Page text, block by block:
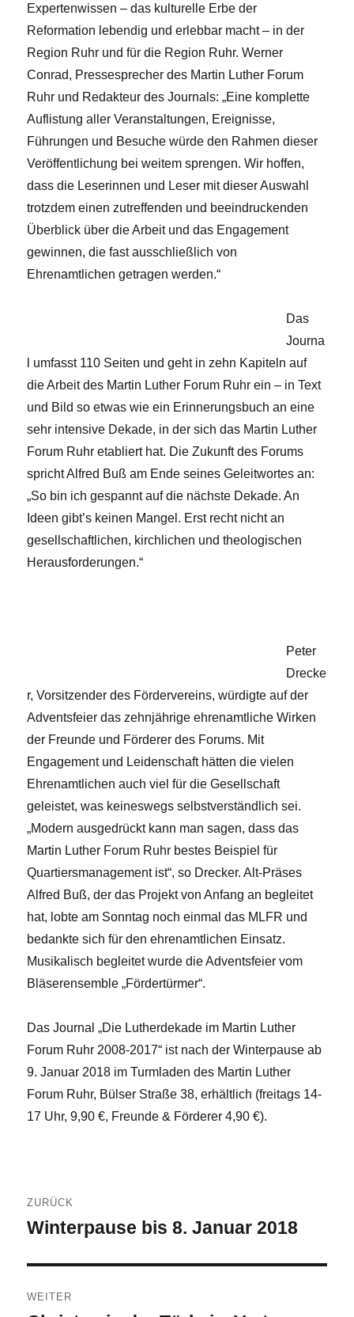
Expertenwissen – das kulturelle Erbe der
Reformation lebendig und erlebbar macht – in der
Region Ruhr und für die Region Ruhr. Werner
Conrad, Pressesprecher des Martin Luther Forum
Ruhr und Redakteur des Journals: „Eine komplette
Auflistung aller Veranstaltungen, Ereignisse,
Führungen und Besuche würde den Rahmen dieser
Veröffentlichung bei weitem sprengen. Wir hoffen,
dass die Leserinnen und Leser mit dieser Auswahl
trotzdem einen zutreffenden und beeindruckenden
Überblick über die Arbeit und das Engagement
gewinnen, die fast ausschließlich von
Ehrenamtlichen getragen werden.“
Das
Journa
l umfasst 110 Seiten und geht in zehn Kapiteln auf
die Arbeit des Martin Luther Forum Ruhr ein – in Text
und Bild so etwas wie ein Erinnerungsbuch an eine
sehr intensive Dekade, in der sich das Martin Luther
Forum Ruhr etabliert hat. Die Zukunft des Forums
spricht Alfred Buß am Ende seines Geleitwortes an:
„So bin ich gespannt auf die nächste Dekade. An
Ideen gibt’s keinen Mangel. Erst recht nicht an
gesellschaftlichen, kirchlichen und theologischen
Herausforderungen.“
Peter
Drecke
r, Vorsitzender des Fördervereins, würdigte auf der
Adventsfeier das zehnjährige ehrenamtliche Wirken
der Freunde und Förderer des Forums. Mit
Engagement und Leidenschaft hätten die vielen
Ehrenamtlichen auch viel für die Gesellschaft
geleistet, was keineswegs selbstverständlich sei.
„Modern ausgedrückt kann man sagen, dass das
Martin Luther Forum Ruhr bestes Beispiel für
Quartiersmanagement ist“, so Drecker. Alt-Präses
Alfred Buß, der das Projekt von Anfang an begleitet
hat, lobte am Sonntag noch einmal das MLFR und
bedankte sich für den ehrenamtlichen Einsatz.
Musikalisch begleitet wurde die Adventsfeier vom
Bläserensemble „Fördertürmer“.
Das Journal „Die Lutherdekade im Martin Luther
Forum Ruhr 2008-2017“ ist nach der Winterpause ab
9. Januar 2018 im Turmladen des Martin Luther
Forum Ruhr, Bülser Straße 38, erhältlich (freitags 14-
17 Uhr, 9,90 €, Freunde & Förderer 4,90 €).
ZURÜCK
Vorheriger
Winterpause bis 8. Januar 2018
WEITER